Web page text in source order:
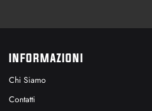
INFORMAZIONI
Chi Siamo
Contatti